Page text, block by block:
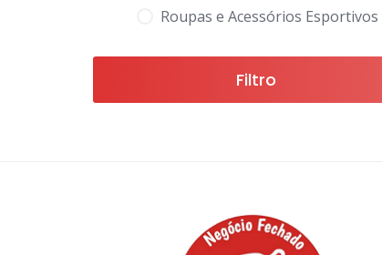
Roupas e Acessórios Esportivos
Filtro